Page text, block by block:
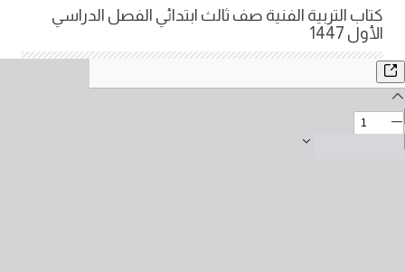
كتاب التربية الفنية صف ثالث ابتدائي الفصل الدراسي
الأول 1447